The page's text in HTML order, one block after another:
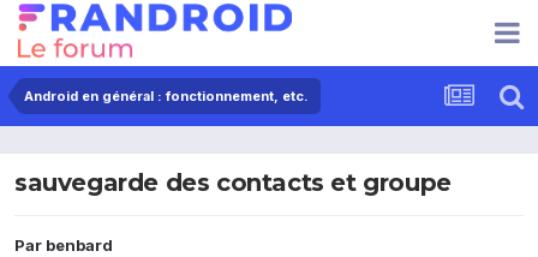
Android en général : fonctionnement, etc.
sauvegarde des contacts et groupe
Par benbard